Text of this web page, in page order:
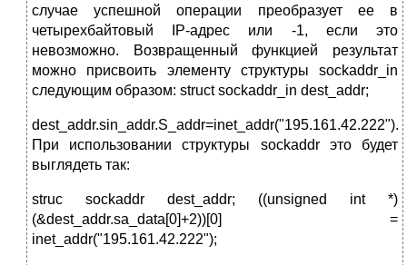
случае успешной операции преобразует ее в
четырехбайтовый IP-адрес или -1, если это
невозможно. Возвращенный функцией результат
можно присвоить элементу структуры sockaddr_in
следующим образом: struct sockaddr_in dest_addr;
dest_addr.sin_addr.S_addr=inet_addr("195.161.42.222").
При использовании структуры sockaddr это будет
выглядеть так:
struc sockaddr dest_addr; ((unsigned int *)
(&dest_addr.sa_data[0]+2))[0] =
inet_addr("195.161.42.222");